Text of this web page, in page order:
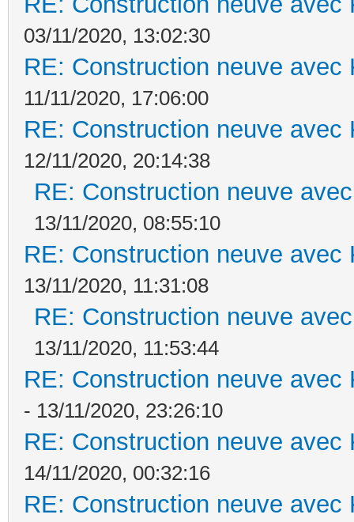
03/11/2020, 13:02:30
RE: Construction neuve avec
11/11/2020, 17:06:00
RE: Construction neuve avec
12/11/2020, 20:14:38
RE: Construction neuve
13/11/2020, 08:55:10
RE: Construction neuve avec
13/11/2020, 11:31:08
RE: Construction neuve
13/11/2020, 11:53:44
RE: Construction neuve avec
- 13/11/2020, 23:26:10
RE: Construction neuve avec
14/11/2020, 00:32:16
RE: Construction neuve avec